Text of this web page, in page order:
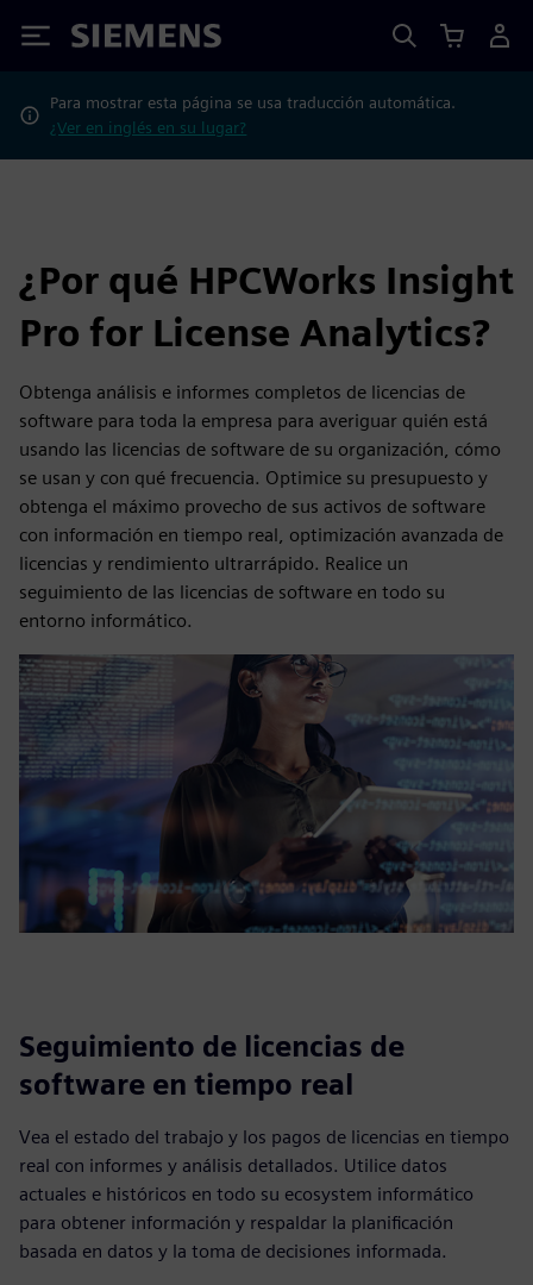
Siemens
Para mostrar esta página se usa traducción automática.
¿Ver en inglés en su lugar?
¿Por qué HPCWorks Insight
Pro for License Analytics?
Obtenga análisis e informes completos de licencias de
software para toda la empresa para averiguar quién está
usando las licencias de software de su organización, cómo
se usan y con qué frecuencia. Optimice su presupuesto y
obtenga el máximo provecho de sus activos de software
con información en tiempo real, optimización avanzada de
licencias y rendimiento ultrarrápido. Realice un
seguimiento de las licencias de software en todo su
entorno informático.
Seguimiento de licencias de
software en tiempo real
Vea el estado del trabajo y los pagos de licencias en tiempo
real con informes y análisis detallados. Utilice datos
actuales e históricos en todo su ecosystem informático
para obtener información y respaldar la planificación
basada en datos y la toma de decisiones informada.